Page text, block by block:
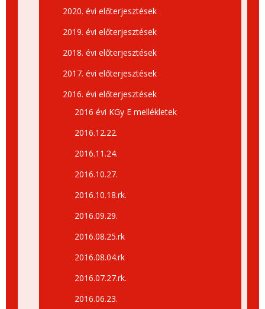
2020. évi előterjesztések
2019. évi előterjesztések
2018. évi előterjesztések
2017. évi előterjesztések
2016. évi előterjesztések
2016 évi KGy E mellékletek
2016.12.22.
2016.11.24.
2016.10.27.
2016.10.18.rk.
2016.09.29.
2016.08.25.rk
2016.08.04.rk
2016.07.27.rk.
2016.06.23.